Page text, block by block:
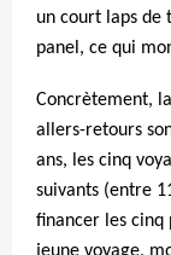
un court laps de
panel, ce qui
Concrètement,
allers-retours
ans, les cinq
suivants (entre
financer les cinq